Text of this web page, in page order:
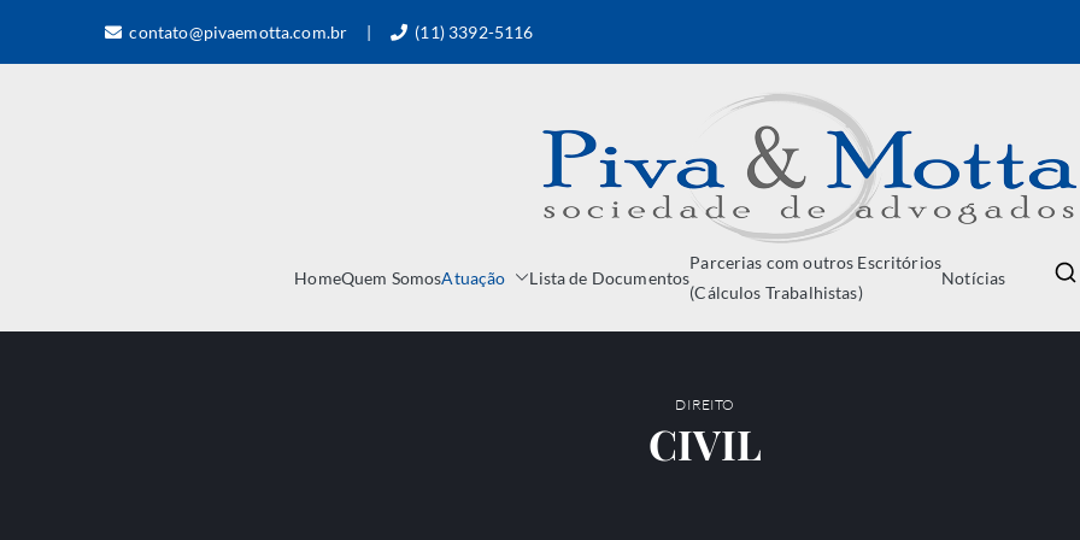
contato@pivaemotta.com.br | (11) 3392-5116
PIVA &
Sociedade de Advogados
HomeQuem SomosAtuação Lista de Documentos
Parcerias com outros Escritórios
(Cálculos Trabalhistas)
Notícias
DIREITO
CIVIL